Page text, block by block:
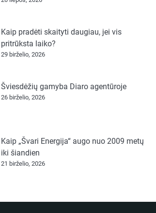
Kaip pradėti skaityti daugiau, jei vis
pritrūksta laiko?
29 birželio, 2026
Šviesdėžių gamyba Diaro agentūroje
26 birželio, 2026
Kaip „Švari Energija“ augo nuo 2009 metų
iki šiandien
21 birželio, 2026